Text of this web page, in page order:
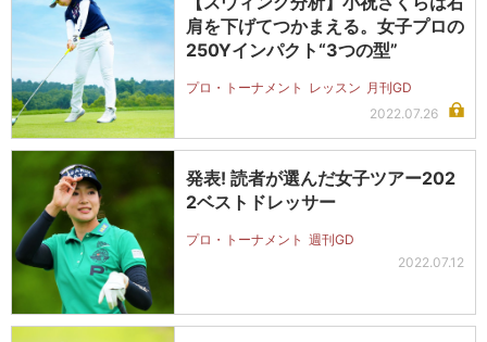
肩を下げてつかまえる。女子プロの
250Yインパクト“3つの型”
プロ・トーナメント レッスン 月刊GD
2022.07.26
発表! 読者が選んだ女子ツアー202
2ベストドレッサー
プロ・トーナメント 週刊GD
2022.07.12